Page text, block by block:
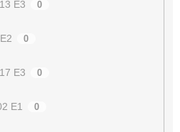
E3 0
0
E3 0
E1 0